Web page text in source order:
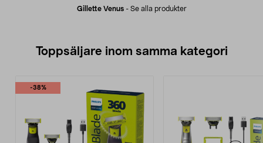
Gillette Venus- Se alla produkter
Toppsäljare inom samma kategori
-38%